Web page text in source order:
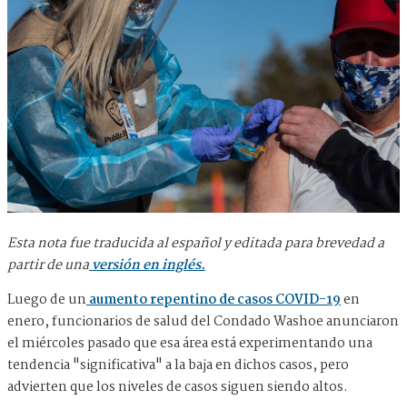
Esta nota fue traducida al español y editada para brevedad a
partir de unaversión en inglés.
Luego de unaumento repentino de casos COVID-19en
enero, funcionarios de salud del Condado Washoe anunciaron
el miércoles pasado que esa área está experimentando una
tendencia "significativa" a la baja en dichos casos, pero
advierten que los niveles de casos siguen siendo altos.